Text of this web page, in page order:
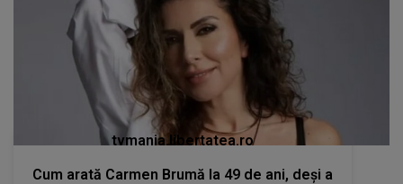
tvmania.libertatea.ro
Cum arată Carmen Brumă la 49 de ani, deși a